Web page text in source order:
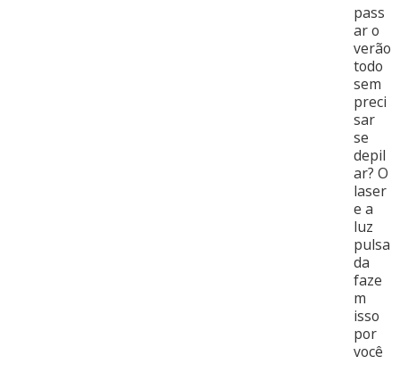
pass
ar o
verão
todo
sem
preci
sar
se
depil
ar? O
laser
e a
luz
pulsa
da
faze
m
isso
por
você